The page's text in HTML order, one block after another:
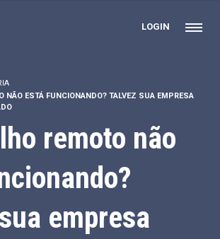
LOGIN
NÃO ESTÁ FUNCIONANDO? TALVEZ SUA EMPRESA
remoto não
empresa